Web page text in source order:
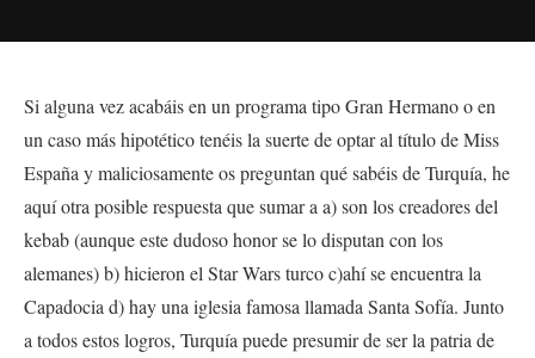
Si alguna vez acabáis en un programa tipo Gran Hermano o en
un caso más hipotético tenéis la suerte de optar al título de Miss
España y maliciosamente os preguntan qué sabéis de Turquía, he
aquí otra posible respuesta que sumar a a) son los creadores del
kebab (aunque este dudoso honor se lo disputan con los
alemanes) b) hicieron el Star Wars turco c)ahí se encuentra la
Capadocia d) hay una iglesia famosa llamada Santa Sofía. Junto
a todos estos logros, Turquía puede presumir de ser la patria de